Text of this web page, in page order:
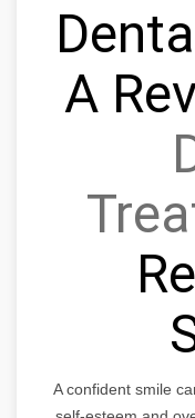
A
A confident smile